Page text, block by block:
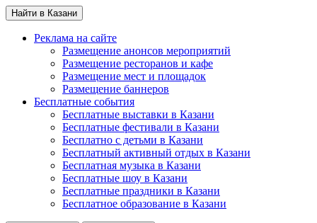
Найти в Казани
Реклама на сайте
Размещение анонсов мероприятий
Размещение ресторанов и кафе
Размещение мест и площадок
Размещение баннеров
Бесплатные события
Бесплатные выставки в Казани
Бесплатные фестивали в Казани
Бесплатно с детьми в Казани
Бесплатный активный отдых в Казани
Бесплатная музыка в Казани
Бесплатные шоу в Казани
Бесплатные праздники в Казани
Бесплатное образование в Казани